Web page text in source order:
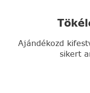
Ajándékozd
sikert